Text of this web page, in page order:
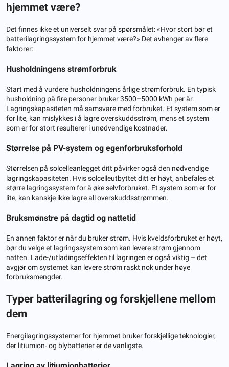
hjemmet være?
Det finnes ikke et universelt svar på spørsmålet: «Hvor stort bør et
batterilagringssystem for hjemmet være?» Det avhenger av flere
faktorer:
Husholdningens strømforbruk
Start med å vurdere husholdningens årlige strømforbruk. En typisk
husholdning på fire personer bruker 3500–5000 kWh per år.
Lagringskapasiteten må samsvare med forbruket. Et system som er
for lite, kan mislykkes i å lagre overskuddsstrøm, mens et system
som er for stort resulterer i unødvendige kostnader.
Størrelse på PV-system og egenforbruksforhold
Størrelsen på solcelleanlegget ditt påvirker også den nødvendige
lagringskapasiteten. Hvis solcelleutbyttet ditt er høyt, anbefales et
større lagringssystem for å øke selvforbruket. Et system som er for
lite, kan kanskje ikke lagre all overskuddsstrømmen.
Bruksmønstre på dagtid og nattetid
En annen faktor er når du bruker strøm. Hvis kveldsforbruket er høyt,
bør du velge et lagringssystem som kan levere strøm gjennom
natten. Lade-/utladingseffekten til lagringen er også viktig – det
avgjør om systemet kan levere strøm raskt nok under høye
forbruksmengder.
Typer batterilagring og forskjellene mellom
dem
Energilagringssystemer for hjemmet bruker forskjellige teknologier,
der litiumion- og blybatterier er de vanligste.